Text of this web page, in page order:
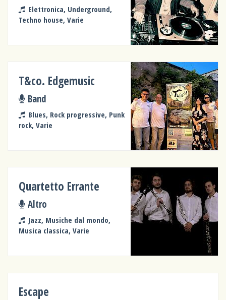
Elettronica, Underground,
Techno house, Varie
T&co. Edgemusic
Band
Blues, Rock progressive, Punk
rock, Varie
Quartetto Errante
Altro
Jazz, Musiche dal mondo,
Musica classica, Varie
Escape